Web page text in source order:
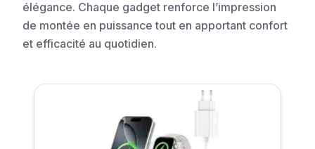
élégance. Chaque gadget renforce l’impression
de montée en puissance tout en apportant confort
et efficacité au quotidien.